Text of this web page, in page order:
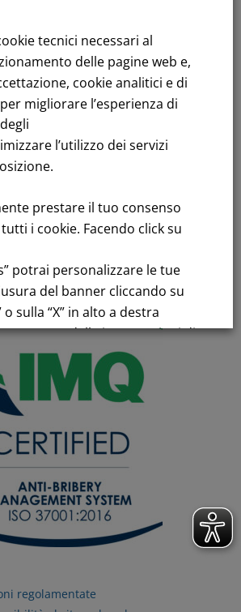
sostenibilità
Il titolo in Borsa
bandi
Cadorna, 14
interamente versato
28331
regolamentate
tecnici necessari al
delle pagine web e,
cookie analitici e di
migliorare l’esperienza di
l’utilizzo dei servizi
prestare il tuo consenso
i cookie. Facendo click su
potrai personalizzare le tue
del banner cliccando su
sulla “X” in alto a destra
delle impostazioni di
della navigazione
cookie o altri strumenti di
diversi da quelli tecnici.
informazioni consulta la
dati personali e cookie